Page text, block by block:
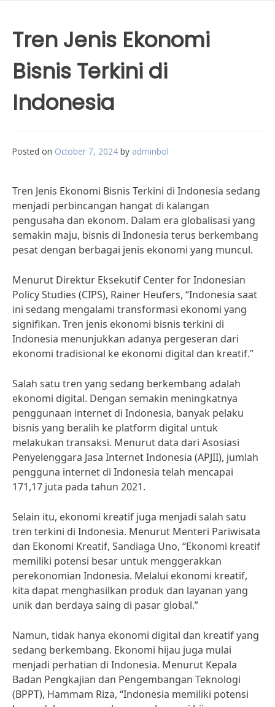
Tren Jenis Ekonomi
Bisnis Terkini di
Indonesia
Posted on October 7, 2024 by adminbol
Tren Jenis Ekonomi Bisnis Terkini di Indonesia sedang
menjadi perbincangan hangat di kalangan
pengusaha dan ekonom. Dalam era globalisasi yang
semakin maju, bisnis di Indonesia terus berkembang
pesat dengan berbagai jenis ekonomi yang muncul.
Menurut Direktur Eksekutif Center for Indonesian
Policy Studies (CIPS), Rainer Heufers, “Indonesia saat
ini sedang mengalami transformasi ekonomi yang
signifikan. Tren jenis ekonomi bisnis terkini di
Indonesia menunjukkan adanya pergeseran dari
ekonomi tradisional ke ekonomi digital dan kreatif.”
Salah satu tren yang sedang berkembang adalah
ekonomi digital. Dengan semakin meningkatnya
penggunaan internet di Indonesia, banyak pelaku
bisnis yang beralih ke platform digital untuk
melakukan transaksi. Menurut data dari Asosiasi
Penyelenggara Jasa Internet Indonesia (APJII), jumlah
pengguna internet di Indonesia telah mencapai
171,17 juta pada tahun 2021.
Selain itu, ekonomi kreatif juga menjadi salah satu
tren terkini di Indonesia. Menurut Menteri Pariwisata
dan Ekonomi Kreatif, Sandiaga Uno, “Ekonomi kreatif
memiliki potensi besar untuk menggerakkan
perekonomian Indonesia. Melalui ekonomi kreatif,
kita dapat menghasilkan produk dan layanan yang
unik dan berdaya saing di pasar global.”
Namun, tidak hanya ekonomi digital dan kreatif yang
sedang berkembang. Ekonomi hijau juga mulai
menjadi perhatian di Indonesia. Menurut Kepala
Badan Pengkajian dan Pengembangan Teknologi
(BPPT), Hammam Riza, “Indonesia memiliki potensi